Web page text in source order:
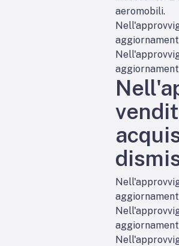
aeromobili.